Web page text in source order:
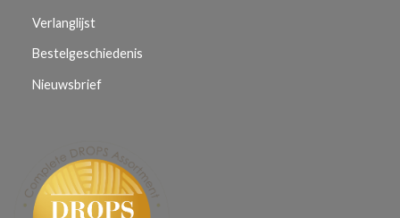
Verlanglijst
Bestelgeschiedenis
Nieuwsbrief